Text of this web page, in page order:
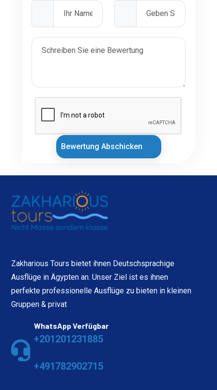
Bewertung Abschicken
Zakharious Tours bietet ihnen Deutschsprachige
Ausflüge in Ägypten an. Unser Ziel ist es ihnen
perfekte professionelle Ausflüge zu bieten in kleinen
Gruppen & privat
WhatsApp Verfügbar
+201201231885
+491782902715